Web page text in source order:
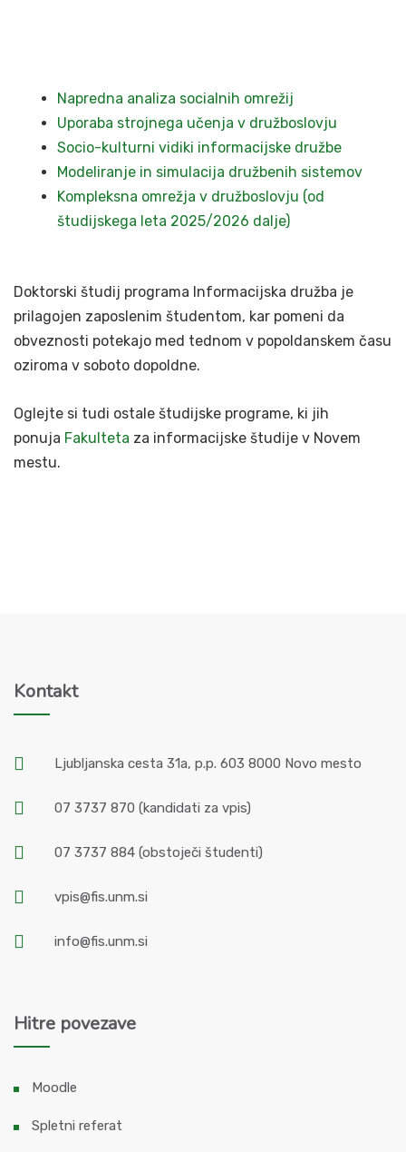
Napredna analiza socialnih omrežij
Uporaba strojnega učenja v družboslovju
Socio-kulturni vidiki informacijske družbe
Modeliranje in simulacija družbenih sistemov
Kompleksna omrežja v družboslovju (od
študijskega leta 2025/2026 dalje)
Doktorski študij programa Informacijska družba je
prilagojen zaposlenim študentom, kar pomeni da
obveznosti potekajo med tednom v popoldanskem času
oziroma v soboto dopoldne.
Oglejte si tudi ostale študijske programe, ki jih
ponuja Fakulteta za informacijske študije v Novem
mestu.
Kontakt
Ljubljanska cesta 31a, p.p. 603 8000 Novo mesto
07 3737 870 (kandidati za vpis)
07 3737 884 (obstoječi študenti)
vpis@fis.unm.si
info@fis.unm.si
Hitre povezave
Moodle
Spletni referat